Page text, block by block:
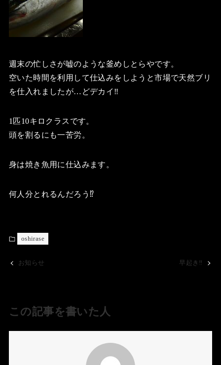
週末の忙しさが嘘のような釜めしとらやです。
空いた時間を利用して仕込みをしようと市場で天然ブリ
を仕入れましたが…どデカイ‼️
1匹10キロクラスです。
頭を割るにも一苦労。
身は焼き魚用に仕込みます。
何人分とれるんだろう⁉️
oshirase
お知らせ 早起き‼️
この記事を書いた人